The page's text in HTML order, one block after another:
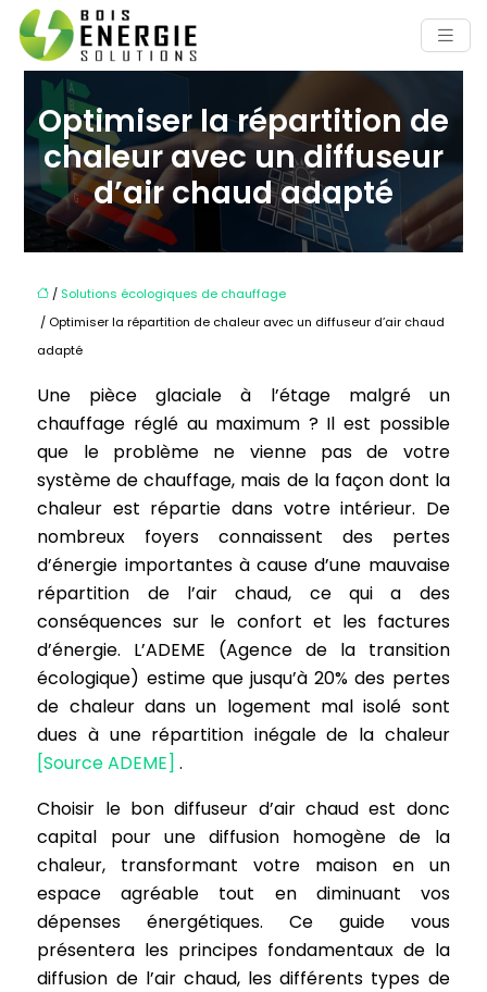
Optimiser la répartition de
chaleur avec un diffuseur
d’air chaud adapté
/ Solutions écologiques de chauffage
/ Optimiser la répartition de chaleur avec un diffuseur d’air chaud
adapté
Une pièce glaciale à l’étage malgré un
chauffage réglé au maximum ? Il est possible
que le problème ne vienne pas de votre
système de chauffage, mais de la façon dont la
chaleur est répartie dans votre intérieur. De
nombreux foyers connaissent des pertes
d’énergie importantes à cause d’une mauvaise
répartition de l’air chaud, ce qui a des
conséquences sur le confort et les factures
d’énergie. L’ADEME (Agence de la transition
écologique) estime que jusqu’à 20% des pertes
de chaleur dans un logement mal isolé sont
dues à une répartition inégale de la chaleur
[Source ADEME].
Choisir le bon diffuseur d’air chaud est donc
capital pour une diffusion homogène de la
chaleur, transformant votre maison en un
espace agréable tout en diminuant vos
dépenses énergétiques. Ce guide vous
présentera les principes fondamentaux de la
diffusion de l’air chaud, les différents types de